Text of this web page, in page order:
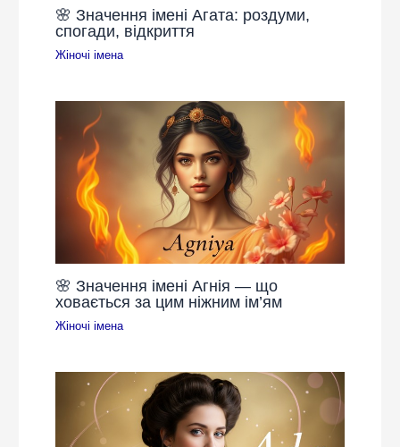
🌸 Значення імені Агата: роздуми,
спогади, відкриття
Жіночі імена
🌸 Значення імені Агнія — що
ховається за цим ніжним ім’ям
Жіночі імена